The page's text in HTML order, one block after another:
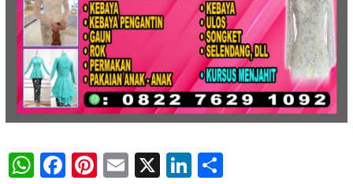
WhatsApp
Facebook
Pinterest
Email
X LinkedIn